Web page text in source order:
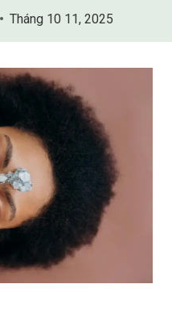
Tháng 10 11, 2025